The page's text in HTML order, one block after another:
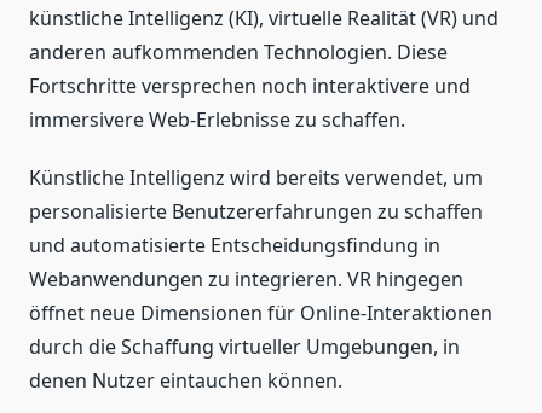
künstliche Intelligenz (KI), virtuelle Realität (VR) und
anderen aufkommenden Technologien. Diese
Fortschritte versprechen noch interaktivere und
immersivere Web-Erlebnisse zu schaffen.
Künstliche Intelligenz wird bereits verwendet, um
personalisierte Benutzererfahrungen zu schaffen
und automatisierte Entscheidungsfindung in
Webanwendungen zu integrieren. VR hingegen
öffnet neue Dimensionen für Online-Interaktionen
durch die Schaffung virtueller Umgebungen, in
denen Nutzer eintauchen können.